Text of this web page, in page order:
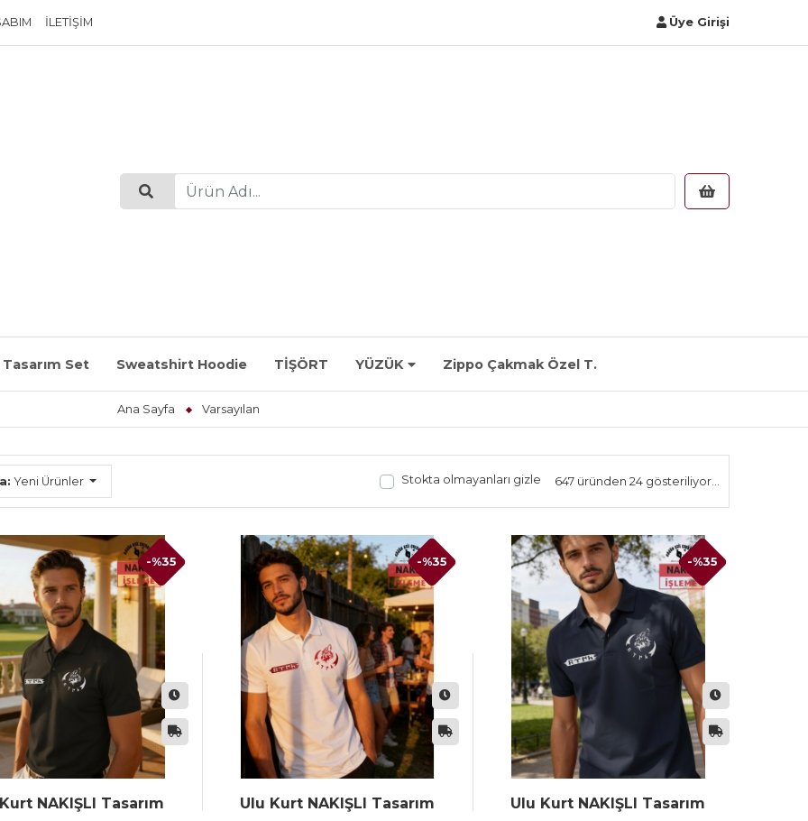
İLETIŞIM Üye Girişi
Set Sweatshirt Hoodie TİŞÖRT YÜZÜK Zippo Çakmak Özel T.
Ana Sayfa Varsayılan
Yeni Ürünler Stokta olmayanları gizle 647 üründen 24 gösteriliyor...
NAKIŞLI Tasarım
-%35
Ulu Kurt NAKIŞLI Tasarım
-%35
Ulu Kurt NAKIŞLI Tasarım
-%35